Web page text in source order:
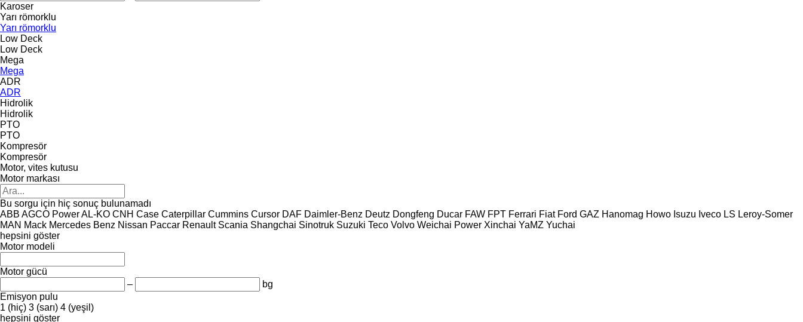
Karoser
Yarı römorklu
Yarı römorklu
Low Deck
Low Deck
Mega
Mega
ADR
ADR
Hidrolik
Hidrolik
PTO
PTO
Kompresör
Kompresör
Motor, vites kutusu
Motor markası
Bu sorgu için hiç sonuç bulunamadı
ABB AGCO PowerAL-KO CNH Case Caterpillar Cummins Cursor DAF Daimler-Benz Deutz Dongfeng Ducar FAW FPT Ferrari Fiat Ford GAZ Hanomag Howo Isuzu Iveco LS Leroy-Somer
MAN Mack Mercedes Benz Nissan Paccar Renault Scania Shangchai Sinotruk Suzuki Teco Volvo Weichai Power Xinchai YaMZ Yuchai
hepsini göster
Motor modeli
Motor gücü
–
bg
Emisyon pulu
1 (hiç) 3 (sarı) 4 (yeşil)
hepsini göster